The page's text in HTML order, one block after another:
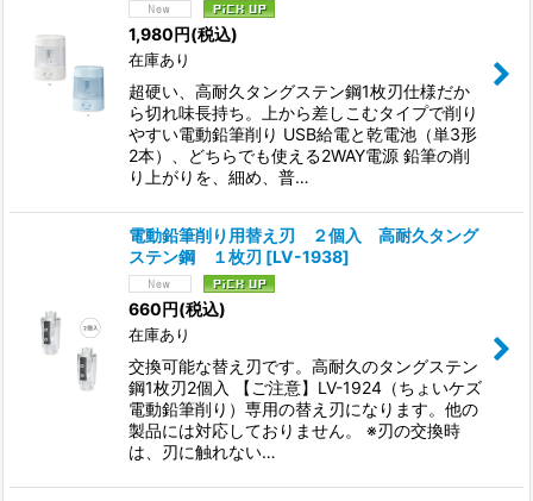
1,980円(税込)
在庫あり
超硬い、高耐久タングステン鋼1枚刃仕様だか
ら切れ味長持ち。上から差しこむタイプで削り
やすい電動鉛筆削り USB給電と乾電池（単3形
2本）、どちらでも使える2WAY電源 鉛筆の削
り上がりを、細め、普…
電動鉛筆削り用替え刃 ２個入 高耐久タング
ステン鋼 １枚刃 [LV-1938]
660円(税込)
在庫あり
交換可能な替え刃です。高耐久のタングステン
鋼1枚刃2個入 【ご注意】LV-1924（ちょいケズ
電動鉛筆削り）専用の替え刃になります。他の
製品には対応しておりません。 ※刃の交換時
は、刃に触れない…